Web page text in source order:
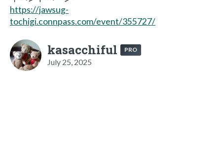
https://jawsug-
tochigi.connpass.com/event/355727/
kasacchiful PRO
July 25, 2025